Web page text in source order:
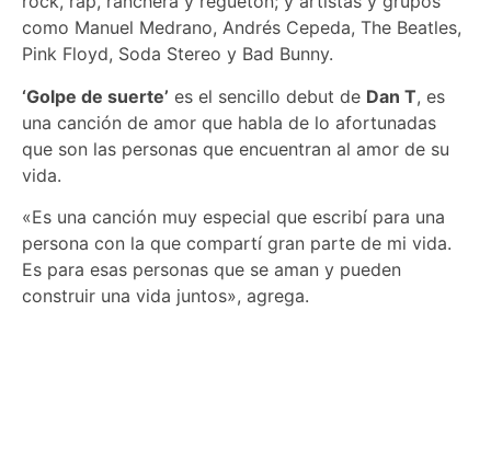
como Manuel Medrano, Andrés Cepeda, The Beatles,
Pink Floyd, Soda Stereo y Bad Bunny.
‘Golpe de suerte’ es el sencillo debut de Dan T, es
una canción de amor que habla de lo afortunadas
que son las personas que encuentran al amor de su
vida.
«Es una canción muy especial que escribí para una
persona con la que compartí gran parte de mi vida.
Es para esas personas que se aman y pueden
construir una vida juntos», agrega.